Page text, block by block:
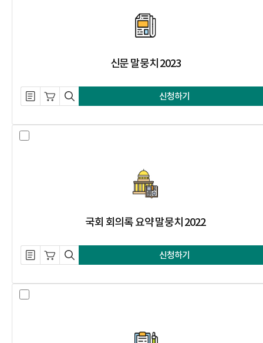
신문 말뭉치 2023
설명 자료 내려받기
장바구니 담기
미리보기 신청하기
국회 회의록 요약 말뭉치 2022
설명 자료 내려받기
장바구니 담기
미리보기 신청하기